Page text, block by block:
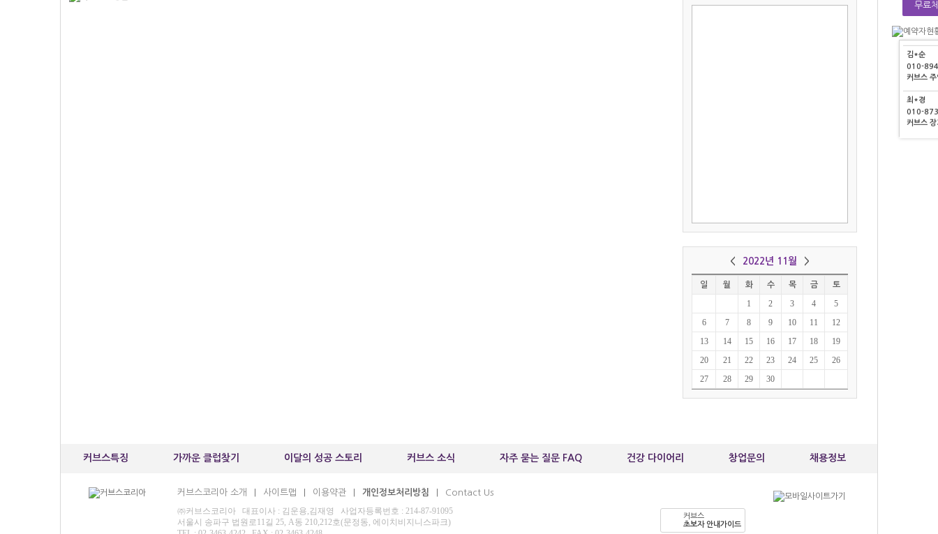
< 2022년 11월 >
일 월 화 수 목 금 토
1 2 3 4
5
6
7 8 9 10 11
12
13
14 15 16 17 18
19
20
21 22 23 24 25
26
27
28 29 30
커브스특징 가까운 클럽찾기 이달의 성공 스토리 커브스 소식 자주 묻는 질문 FAQ 건강 다이어리 창업문의 채용정보
커브스코리아 소개 사이트맵 이용약관 개인정보처리방침 Contact Us
㈜커브스코리아 대표이사 : 김운용,김재영 사업자등록번호 : 214-87-91095
서울시 송파구 법원로11길 25, A동 210,212호(문정동, 에이치비지니스파크)
커브스
초보자 안내가이드
무료
박*연
커브스 마
김*순
010-
커브스
최*경
010-
커브스